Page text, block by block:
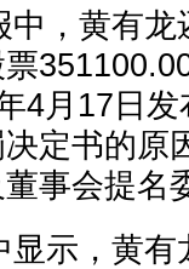
，黄有
4月17日
定书的原
事会提名
示，黄